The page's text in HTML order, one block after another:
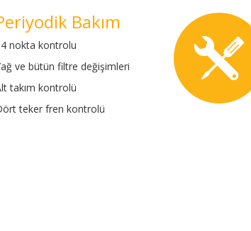
Bakım
nokta kontrolu
ve bütün filtre değişimleri
takım kontrolü
teker fren kontrolü